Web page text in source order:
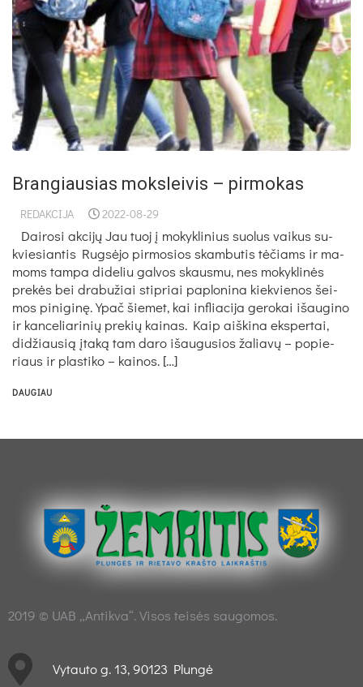
Brangiausias moksleivis – pirmokas
REDAKCIJA 2022-08-29
Dai­ro­si ak­cijų Jau tuoj į mo­kyk­li­nius suo­lus vai­kus su­
kvie­sian­tis Rugsė­jo pir­mo­sios skam­bu­tis tėčiams ir ma­
moms tam­pa did­eliu gal­vos skaus­mu, nes mo­kyk­linės
prekės bei dra­bu­žiai stip­riai pa­plo­ni­na kiek­vie­nos šei­
mos pi­ni­ginę. Ypač šie­met, kai inf­lia­ci­ja ge­ro­kai išau­gi­no
ir kan­ce­lia­ri­nių pre­kių kai­nas. Kaip aiš­ki­na eks­per­tai,
did­žiau­sią įtaką tam da­ro iš­au­gu­sios ža­liavų – po­pie­
riaus ir plas­ti­ko – kai­nos. […]
DAUGIAU
2019 © UAB „Antikva“. Visos teisės saugomos.
Vytauto g. 13, 90123 Plungė